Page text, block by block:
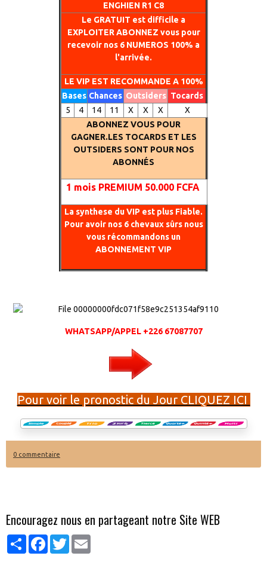
ENGHIEN R1 C8
Le GRATUIT est difficile a
EXPLOITER ABONNEZ vous pour
recevoir nos 6 NUMEROS 100% a
l'arrivée.
LE VIP EST RECOMMANDE A 100%
Bases Chances Outsiders Tocards
5
4 14 11 X X X
X
ABONNEZ VOUS POUR
GAGNER.LES TOCARDS ET LES
OUTSIDERS SONT POUR NOS
ABONNÉS
1 mois PREMIUM 50.000 FCFA
La synthese du VIP est plus Fiable.
Pour avoir nos 6 chevaux sûrs nous
vous récommandons un
ABONNEMENT VIP
WHATSAPP/APPEL +226 67087707
Pour voir le pronostic du Jour CLIQUEZ ICI
0 commentaire
Encouragez nous en partageant notre Site WEB
PartagerFacebook
Twitter